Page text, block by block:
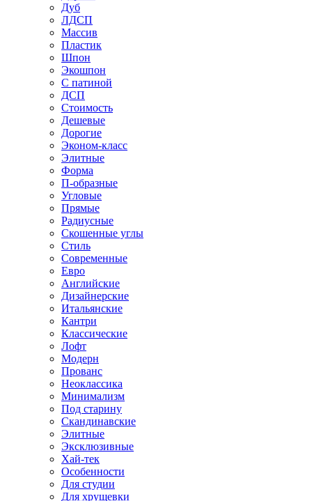
Дуб
ЛДСП
Массив
Пластик
Шпон
Экошпон
С патиной
ДСП
Стоимость
Дешевые
Дорогие
Эконом-класс
Элитные
Форма
П-образные
Угловые
Прямые
Радиусные
Скошенные углы
Стиль
Современные
Евро
Английские
Дизайнерские
Итальянские
Кантри
Классические
Лофт
Модерн
Прованс
Неоклассика
Минимализм
Под старину
Скандинавские
Элитные
Эксклюзивные
Хай-тек
Особенности
Для студии
Для хрущевки